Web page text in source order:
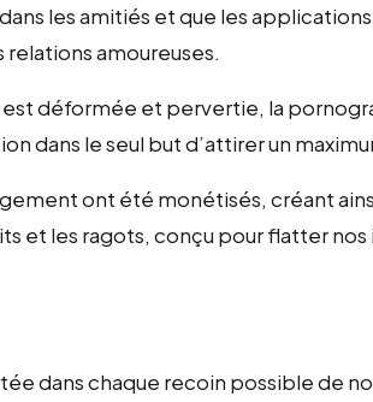
les amitiés et que les
amoureuses.
est déformée et pervertie, la
dans le seul but d’attirer un
ont été monétisés, créant
et les ragots, conçu pour flatter nos
dans chaque recoin possible de